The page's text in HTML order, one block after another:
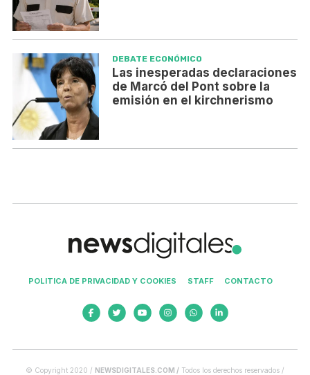
DEBATE ECONÓMICO
Las inesperadas declaraciones
de Marcó del Pont sobre la
emisión en el kirchnerismo
POLITICA DE PRIVACIDAD Y COOKIES STAFF CONTACTO
© Copyright 2020 / NEWSDIGITALES.COM / Todos los derechos reservados /